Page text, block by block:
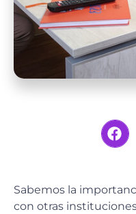
Sabemos la
con otras